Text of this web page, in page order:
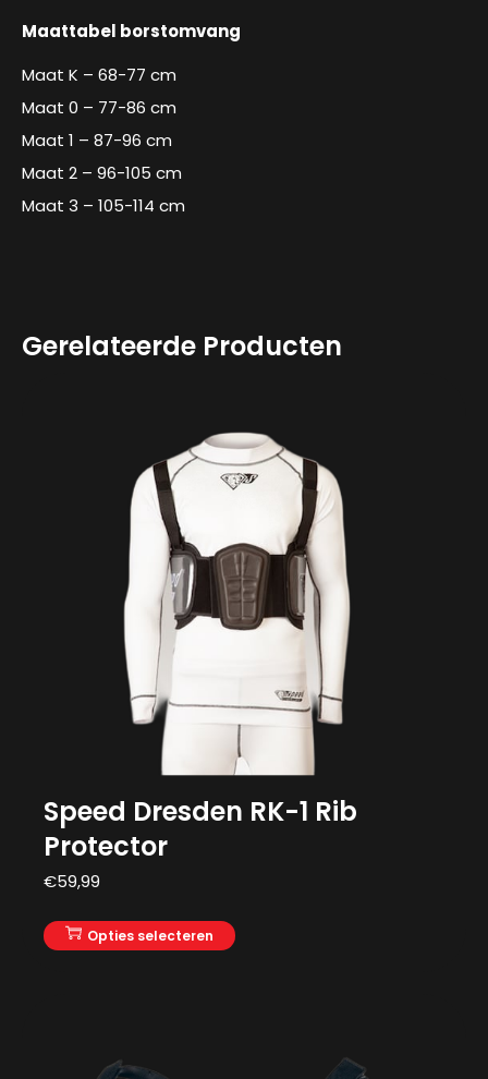
Maattabel borstomvang
Maat K – 68-77 cm
Maat 0 – 77-86 cm
Maat 1 – 87-96 cm
Maat 2 – 96-105 cm
Maat 3 – 105-114 cm
Gerelateerde Producten
Speed Dresden RK-1 Rib
Protector
€59,99
Opties selecteren